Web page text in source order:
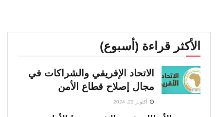
الأكثر قراءة (أسبوع)
الاتحاد الإفريقي والشراكات في
مجال إصلاح قطاع الأمن
أكتوبر 22, 2024